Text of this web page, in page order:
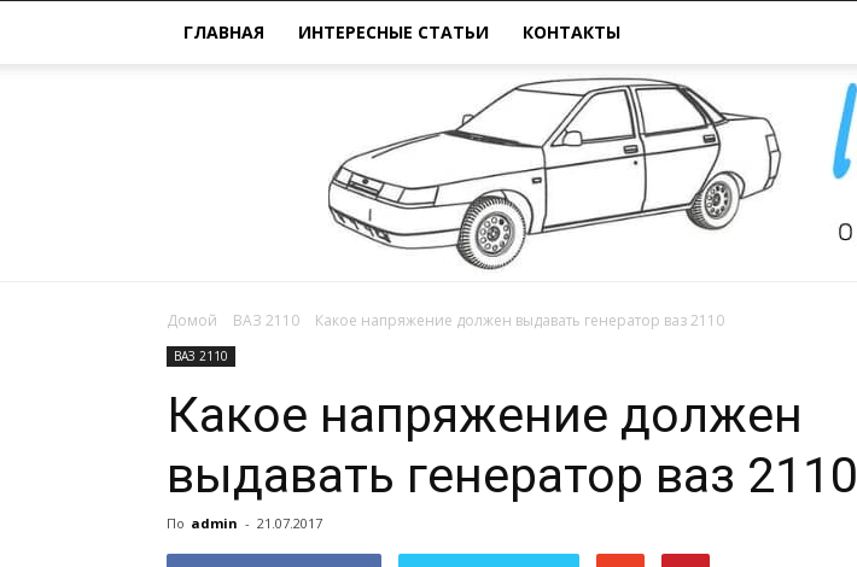
ГЛАВНАЯ ИНТЕРЕСНЫЕ СТАТЬИ КОНТАКТЫ
Домой ВАЗ 2110 Какое напряжение должен выдавать генератор ваз 2110
ВАЗ 2110
Какое напряжение должен
выдавать генератор ваз 2110
По admin - 21.07.2017